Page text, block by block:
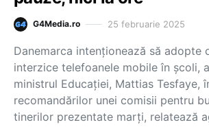
G4Media.ro 25 februarie 2025
Danemarca intenționează să adopte
interzice telefoanele mobile în școli,
ministrul Educației, Mattias Tesfaye,
recomandărilor unei comisii pentru
tinerilor prezentate marți, relatează